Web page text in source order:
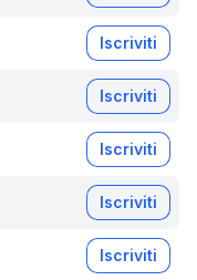
Iscriviti
Iscriviti
Iscriviti
Iscriviti
Iscriviti